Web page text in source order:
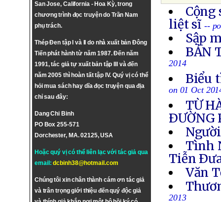
San Jose, California - Hoa Kỳ, trong
chương trình đọc truyện do Trần Nam
phụ trách.
Thép Đen tập I và II do nhà xuất bản Đông
Tiến phát hành từ năm 1987. Đến năm
1991, tác giả tự xuất bản tập III và đến
năm 2005 thì hoàn tất tập IV. Quý vị có thể
hỏi mua sách hay dĩa đọc truyện qua địa
chỉ sau đây:
Dang Chi Binh
PO Box 255-571
Dorchester, MA. 02125, USA
Hoặc quý vị có thể liên lạc với tác giả qua
email:dcbinh38@hotmail.com
Chúng tôi xin chân thành cám ơn tác giả
và trân trọng giới thiệu đến quý độc giả
Cộng
liệt sĩ --
Sập
BẢN
2014
Biểu
on 01 Oct
TỪ
ÐƯỜNG
Tình
Tiễn
Văn